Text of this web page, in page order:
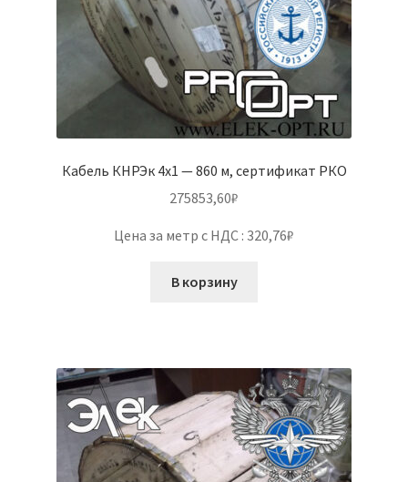
Кабель КНРЭк 4х1 — 860 м, сертификат РКО
275853,60₽
Цена за метр с НДС : 320,76₽
В корзину